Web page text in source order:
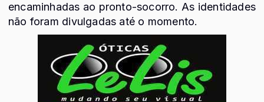
encaminhadas ao pronto-socorro. As identidades
não foram divulgadas até o momento.